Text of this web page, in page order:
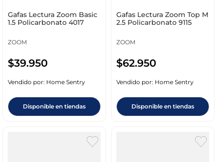
Gafas Lectura Zoom Basic
1.5 Policarbonato 4017
ZOOM
$39.950
Vendido por: Home Sentry
Disponible en tiendas
Gafas Lectura Zoom Top M
2.5 Policarbonato 9115
ZOOM
$62.950
Vendido por: Home Sentry
Disponible en tiendas